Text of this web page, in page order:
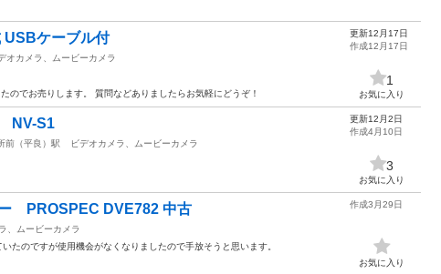
USBケーブル付
オカメラ、ムービーカメラ
のでお売りします。 質問などありましたらお気軽にどうぞ！
更新12月17日
作成12月17日
1
お気に入り
NV-S1
前（平良）駅
ビデオカメラ、ムービーカメラ
更新12月2日
作成4月10日
3
お気に入り
PROSPEC DVE782 中古
、ムービーカメラ
たのですが使用機会がなくなりましたので手放そうと思います。
作成3月29日
お気に入り